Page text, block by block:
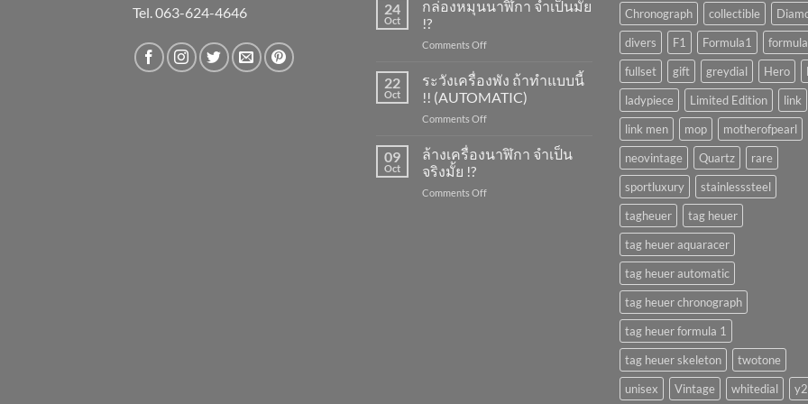
Tel. 063-624-4646
ทำ
ไง
?
24
Oct
กล่องหมุนนาฬิกา จำเป็นมั้ย
!?
Comments Offon
หมุน
จำเป็น
มั้ย
22
Oct
ระวังเครื่องพัง ถ้าทำแบบนี้
!! (AUTOMATIC)
Comments Offon
เครื่อง
ทำ
09
Oct
ล้างเครื่องนาฬิกา จำเป็น
จริงมั้ย !?
Comments Offon
Chronograph
collectible
divers
F1 Formula1
fullset
gift greydial Hero
ladypiece
Limited Edition
link
link men
mop
motherofpearl
neovintage
Quartz
rare
sportluxury
stainlesssteel
tagheuer
tag heuer
tag heuer aquaracer
tag heuer automatic
tag heuer chronograph
tag heuer formula 1
tag heuer skeleton
twotone
unisex
Vintage whitedial